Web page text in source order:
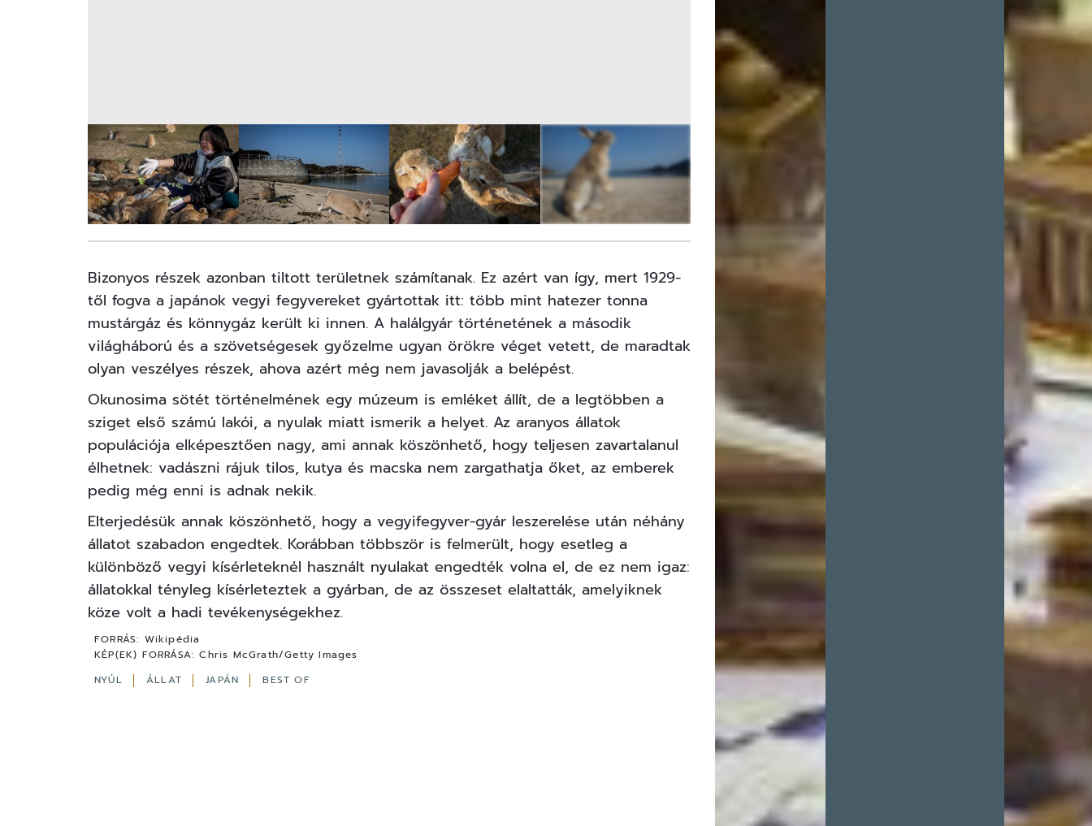
Bizonyos részek azonban tiltott területnek számítanak. Ez azért van így, mert 1929-
től fogva a japánok vegyi fegyvereket gyártottak itt: több mint hatezer tonna
mustárgáz és könnygáz került ki innen. A halálgyár történetének a második
világháború és a szövetségesek győzelme ugyan örökre véget vetett, de maradtak
olyan veszélyes részek, ahova azért még nem javasolják a belépést.
Okunosima sötét történelmének egy múzeum is emléket állít, de a legtöbben a
sziget első számú lakói, a nyulak miatt ismerik a helyet. Az aranyos állatok
populációja elképesztően nagy, ami annak köszönhető, hogy teljesen zavartalanul
élhetnek: vadászni rájuk tilos, kutya és macska nem zargathatja őket, az emberek
pedig még enni is adnak nekik.
Elterjedésük annak köszönhető, hogy a vegyifegyver-gyár leszerelése után néhány
állatot szabadon engedtek. Korábban többször is felmerült, hogy esetleg a
különböző vegyi kísérleteknél használt nyulakat engedték volna el, de ez nem igaz:
állatokkal tényleg kísérleteztek a gyárban, de az összeset elaltatták, amelyiknek
köze volt a hadi tevékenységekhez.
FORRÁS: Wikipédia
KÉP(EK) FORRÁSA: Chris McGrath/Getty Images
NYÚL
ÁLLAT JAPÁN BEST OF